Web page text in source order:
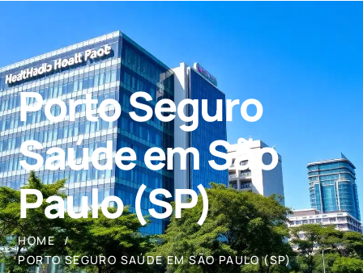
Porto Seguro
Saúde em São
Paulo (SP)
HOME
PORTO SEGURO SAÚDE EM SÃO PAULO (SP)